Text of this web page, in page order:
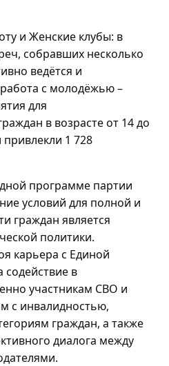
и Женские клубы: в
собравших несколько
ведётся и
с молодёжью–
для
в возрасте от 14 до
привлекли 1 728
программе партии
условий для полной и
граждан является
политики.
карьера с Единой
содействие в
участникам СВО и
с инвалидностью,
граждан, а также
диалога между